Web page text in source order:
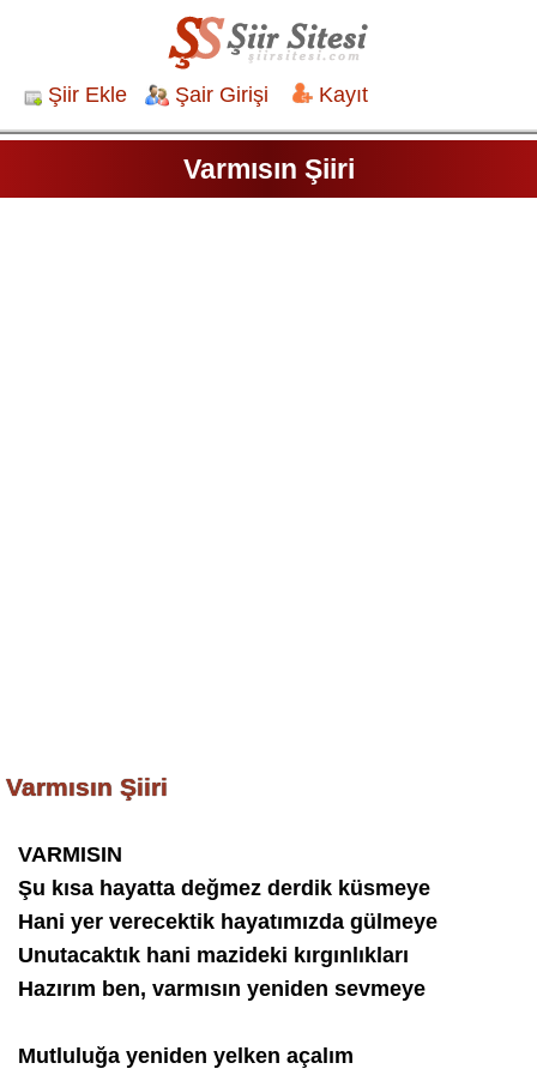
Şiir Ekle Şair Girişi Kayıt
Varmısın Şiiri
Varmısın Şiiri
VARMISIN
Şu kısa hayatta değmez derdik küsmeye
Hani yer verecektik hayatımızda gülmeye
Unutacaktık hani mazideki kırgınlıkları
Hazırım ben, varmısın yeniden sevmeye
Mutluluğa yeniden yelken açalım